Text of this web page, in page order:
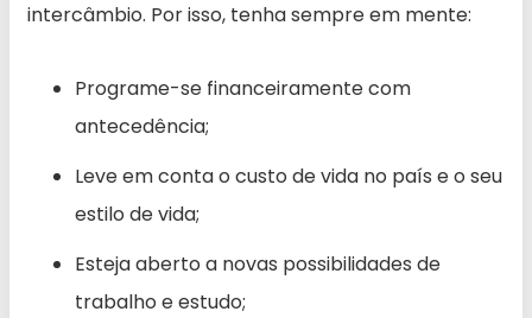
intercâmbio. Por isso, tenha sempre em mente:
Programe-se financeiramente com
antecedência;
Leve em conta o custo de vida no país e o seu
estilo de vida;
Esteja aberto a novas possibilidades de
trabalho e estudo;